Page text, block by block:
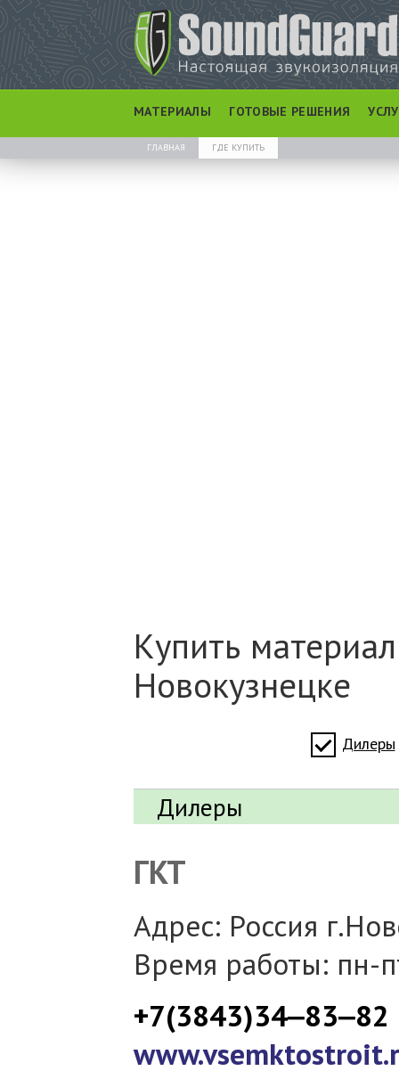
МАТЕРИАЛЫ ГОТОВЫЕ РЕШЕНИЯ
ГЛАВНАЯ ГДЕ КУПИТЬ
Купить
Новокузнецке
Дилеры
Дилеры
ГКТ
Адрес: Россия
Время работы: пн-
+7(3843)34‒83‒82